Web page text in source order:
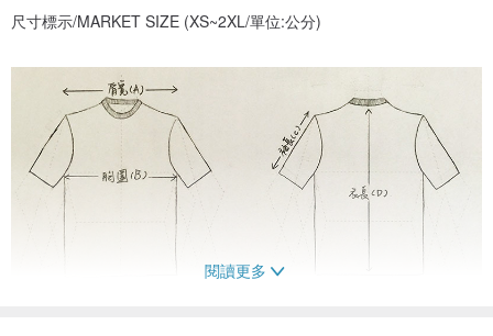
尺寸標示/MARKET SIZE (XS~2XL/單位:公分)
閱讀更多